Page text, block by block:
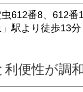
612番8、612番
駅より徒歩13分
利便性が調